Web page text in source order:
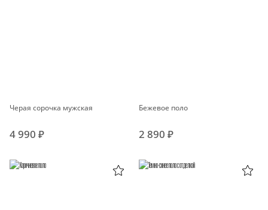
Черая сорочка мужская
4 990 ₽
Бежевое поло
2 890 ₽